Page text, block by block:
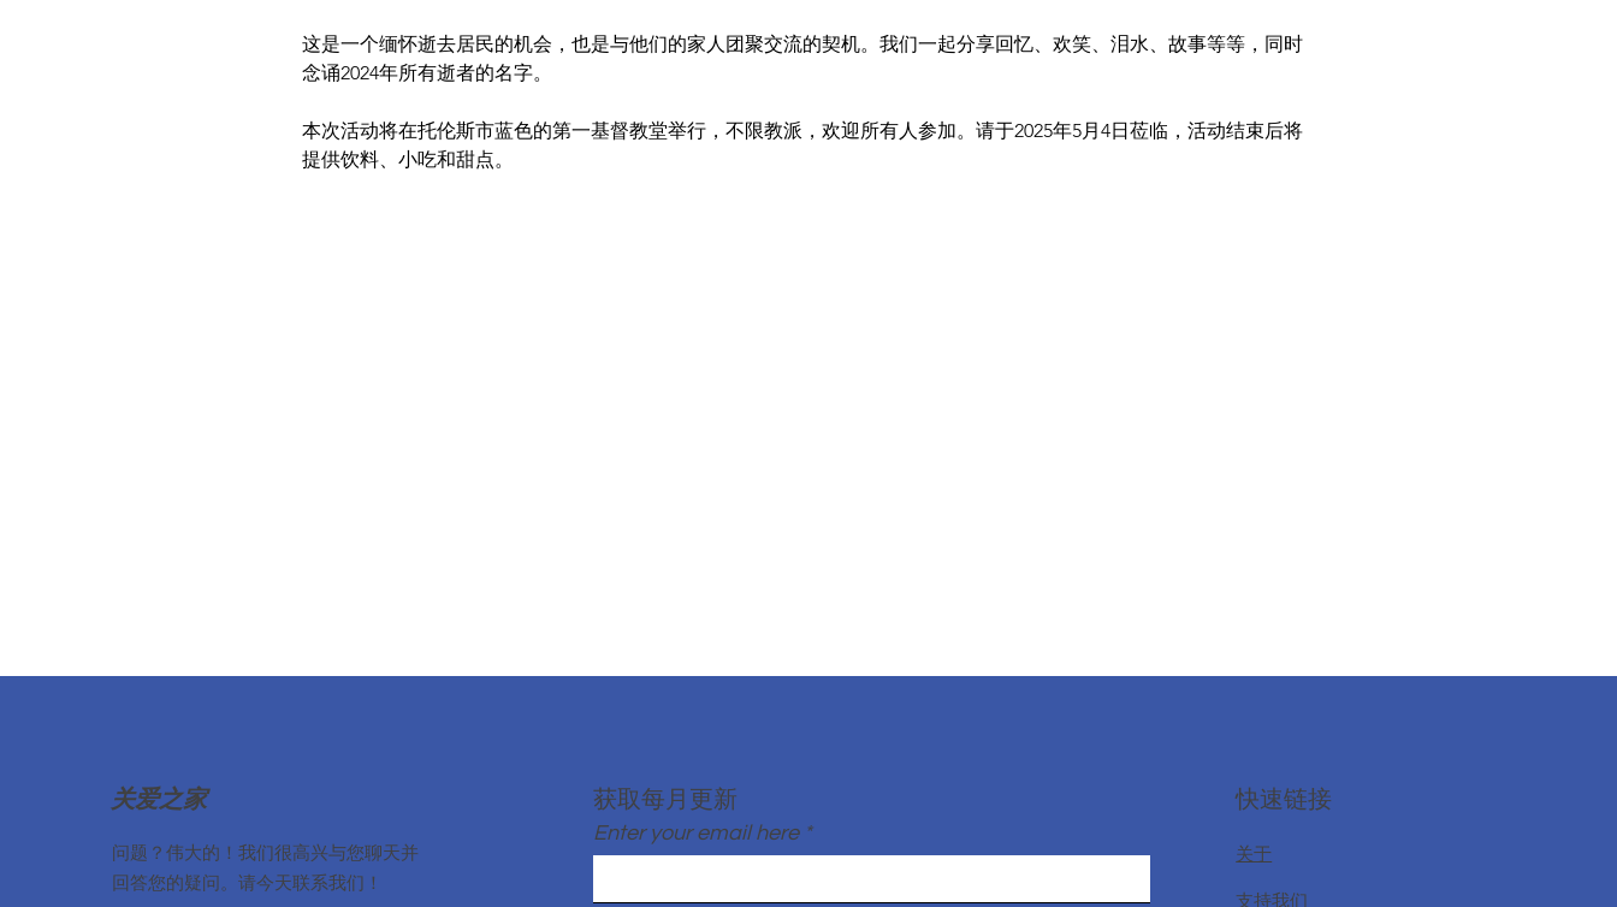
这是一个缅怀逝去居民的机会，也是与他们的家人团聚交流的契机。我们一起分享回忆、欢笑、泪水、故事等等，同时
念诵2024年所有逝者的名字。
本次活动将在托伦斯市蓝色的第一基督教堂举行，不限教派，欢迎所有人参加。请于2025年5月4日莅临，活动结束后将
提供饮料、小吃和甜点。
关爱之家
问题？伟大的！我们很高兴与您聊天并
回答您的疑问。请今天联系我们！
获取每月更新
Enter your email here
快速链接
关于
支持我们